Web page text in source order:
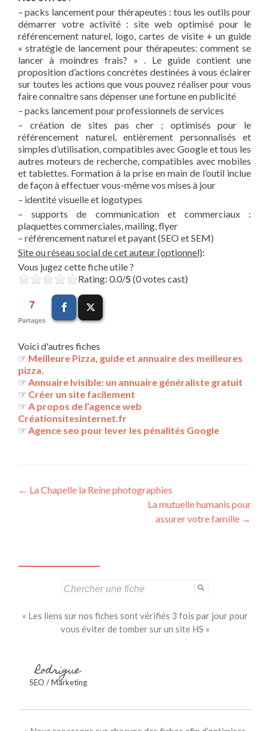
– packs lancement pour thérapeutes : tous les outils pour
démarrer votre activité : site web optimisé pour le
référencement naturel, logo, cartes de visite + un guide
« stratégie de lancement pour thérapeutes: comment se
lancer à moindres frais? » . Le guide contient une
proposition d’actions concrètes destinées à vous éclairer
sur toutes les actions que vous pouvez réaliser pour vous
faire connaitre sans dépenser une fortune en publicité
– packs lancement pour professionnels de services
– création de sites pas cher ; optimisés pour le
référencement naturel, entièrement personnalisés et
simples d’utilisation, compatibles avec Google et tous les
autres moteurs de recherche, compatibles avec mobiles
et tablettes. Formation à la prise en main de l’outil inclue
de façon à effectuer vous-même vos mises à jour
– identité visuelle et logotypes
– supports de communication et commerciaux :
plaquettes commerciales, mailing, flyer
– référencement naturel et payant (SEO et SEM)
Site ou réseau social de cet auteur (optionnel):
Vous jugez cette fiche utile ?
Rating: 0.0/5 (0 votes cast)
7
Partages
Voici d'autres fiches
☞ Meilleure Pizza, guide et annuaire des meilleures
pizza.
☞ Annuaire Ivisible: un annuaire généraliste gratuit
☞ Créer un site facilement
☞ A propos de l’agence web
Créationsitesinternet.fr
☞ Agence seo pour lever les pénalités Google
Navigation
← La Chapelle la Reine photographies
La mutuelle humanis pour
assurer votre famille →
« Les liens sur nos fiches sont vérifiés 3 fois par jour pour
vous éviter de tomber sur un site HS »
Rodrigue
SEO / Marketing